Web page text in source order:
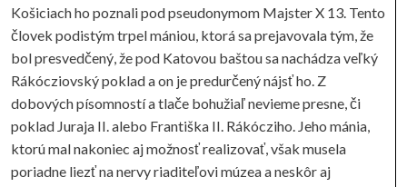
Košiciach ho poznali pod pseudonymom Majster X 13. Tento
človek podistým trpel mániou, ktorá sa prejavovala tým, že
bol presvedčený, že pod Katovou baštou sa nachádza veľký
Rákócziovský poklad a on je predurčený nájsť ho. Z
dobových písomností a tlače bohužiaľ nevieme presne, či
poklad Juraja II. alebo Františka II. Rákócziho. Jeho mánia,
ktorú mal nakoniec aj možnosť realizovať, však musela
poriadne liezť na nervy riaditeľovi múzea a neskôr aj